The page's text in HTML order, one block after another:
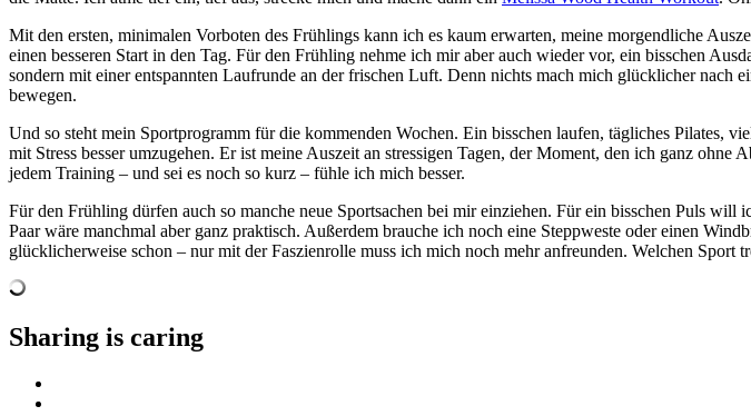
Mit den ersten, minimalen Vorboten des Frühlings kann ich es kaum erwarten, meine morgendliche
einen besseren Start in den Tag. Für den Frühling nehme ich mir aber auch wieder vor, ein bisschen
sondern mit einer entspannten Laufrunde an der frischen Luft. Denn nichts mach mich glücklicher nach
bewegen.
Und so steht mein Sportprogramm für die kommenden Wochen. Ein bisschen laufen, tägliches Pilates,
mit Stress besser umzugehen. Er ist meine Auszeit an stressigen Tagen, der Moment, den ich ganz
jedem Training – und sei es noch so kurz – fühle ich mich besser.
Für den Frühling dürfen auch so manche neue Sportsachen bei mir einziehen. Für ein bisschen Puls
Paar wäre manchmal aber ganz praktisch. Außerdem brauche ich noch eine Steppweste oder einen
glücklicherweise schon – nur mit der Faszienrolle muss ich mich noch mehr anfreunden. Welchen Sport
Sharing is caring